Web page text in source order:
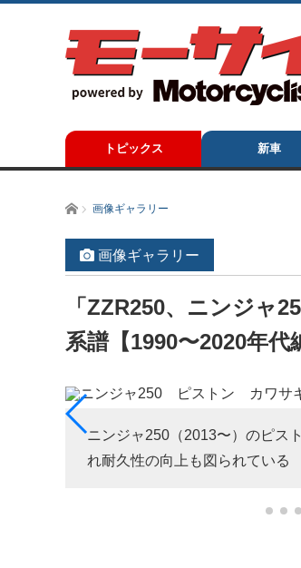
トピックス 新車
ホーム画像ギャラリー
画像ギャラリー
「ZZR250、ニンジャ
系譜【1990〜2020年代
ニンジャ250（2013〜）のピス
れ耐久性の向上も図られている